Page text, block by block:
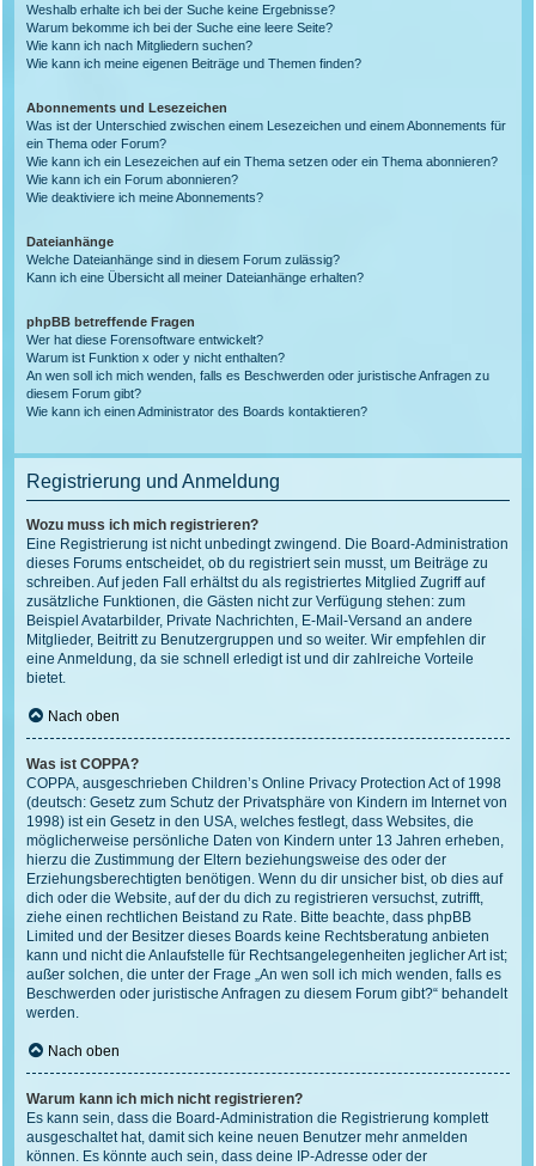
Weshalb erhalte ich bei der Suche keine Ergebnisse?
Warum bekomme ich bei der Suche eine leere Seite?
Wie kann ich nach Mitgliedern suchen?
Wie kann ich meine eigenen Beiträge und Themen finden?
Abonnements und Lesezeichen
Was ist der Unterschied zwischen einem Lesezeichen und einem Abonnements für
ein Thema oder Forum?
Wie kann ich ein Lesezeichen auf ein Thema setzen oder ein Thema abonnieren?
Wie kann ich ein Forum abonnieren?
Wie deaktiviere ich meine Abonnements?
Dateianhänge
Welche Dateianhänge sind in diesem Forum zulässig?
Kann ich eine Übersicht all meiner Dateianhänge erhalten?
phpBB betreffende Fragen
Wer hat diese Forensoftware entwickelt?
Warum ist Funktion x oder y nicht enthalten?
An wen soll ich mich wenden, falls es Beschwerden oder juristische Anfragen zu
diesem Forum gibt?
Wie kann ich einen Administrator des Boards kontaktieren?
Registrierung und Anmeldung
Wozu muss ich mich registrieren?
Eine Registrierung ist nicht unbedingt zwingend. Die Board-Administration
dieses Forums entscheidet, ob du registriert sein musst, um Beiträge zu
schreiben. Auf jeden Fall erhältst du als registriertes Mitglied Zugriff auf
zusätzliche Funktionen, die Gästen nicht zur Verfügung stehen: zum
Beispiel Avatarbilder, Private Nachrichten, E-Mail-Versand an andere
Mitglieder, Beitritt zu Benutzergruppen und so weiter. Wir empfehlen dir
eine Anmeldung, da sie schnell erledigt ist und dir zahlreiche Vorteile
bietet.
Nach oben
Was ist COPPA?
COPPA, ausgeschrieben Children’s Online Privacy Protection Act of 1998
(deutsch: Gesetz zum Schutz der Privatsphäre von Kindern im Internet von
1998) ist ein Gesetz in den USA, welches festlegt, dass Websites, die
möglicherweise persönliche Daten von Kindern unter 13 Jahren erheben,
hierzu die Zustimmung der Eltern beziehungsweise des oder der
Erziehungsberechtigten benötigen. Wenn du dir unsicher bist, ob dies auf
dich oder die Website, auf der du dich zu registrieren versuchst, zutrifft,
ziehe einen rechtlichen Beistand zu Rate. Bitte beachte, dass phpBB
Limited und der Besitzer dieses Boards keine Rechtsberatung anbieten
kann und nicht die Anlaufstelle für Rechtsangelegenheiten jeglicher Art ist;
außer solchen, die unter der Frage „An wen soll ich mich wenden, falls es
Beschwerden oder juristische Anfragen zu diesem Forum gibt?“ behandelt
werden.
Nach oben
Warum kann ich mich nicht registrieren?
Es kann sein, dass die Board-Administration die Registrierung komplett
ausgeschaltet hat, damit sich keine neuen Benutzer mehr anmelden
können. Es könnte auch sein, dass deine IP-Adresse oder der